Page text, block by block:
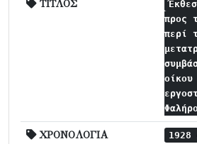
ΤΙΤΛΟΣ
προς
περί
οίκου
ΧΡΟΝΟΛΟΓΙΑ 1928